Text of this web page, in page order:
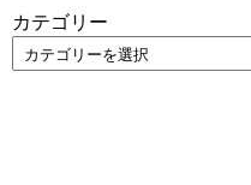
カテゴリー